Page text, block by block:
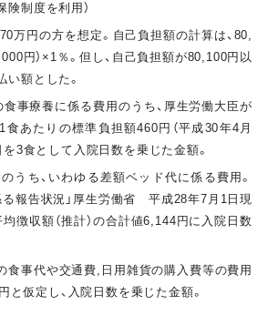
制度を利用）
円の方を想定。自己負担額の計算は、80,
円）×1％。但し、自己負担額が80,100円以
額とした。
事療養に係る費用のうち、厚生労働大臣が
あたりの標準負担額460円（平成30年4月
を3食として入院日数を乗じた金額。
ち、いわゆる差額ベッド代に係る費用。
る報告状況」厚生労働省 平成28年7月1日現
徴収額（推計）の合計値6,144円に入院日数
事代や交通費,日用雑貨の購入費等の費用
と仮定し、入院日数を乗じた金額。